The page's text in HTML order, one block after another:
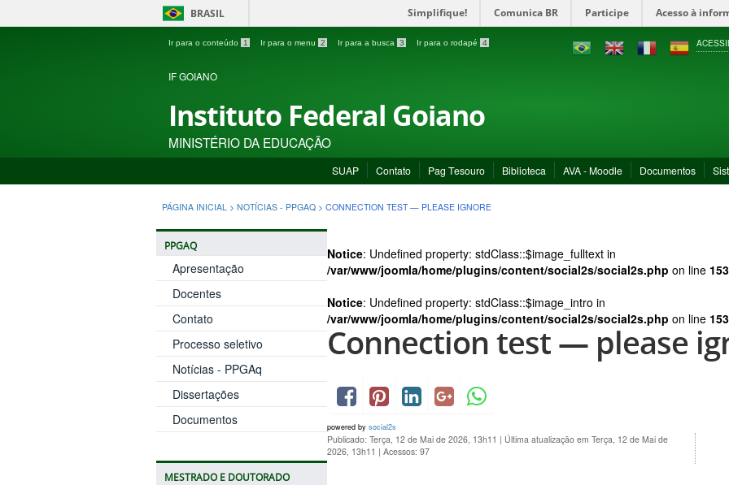
BRASIL Simplifique! Comunica BR Participe Acesso à
Ir para o conteúdo 1 Ir para o menu 2 Ir para a busca 3 Ir para o rodapé 4
IF GOIANO
Instituto Federal Goiano
MINISTÉRIO DA EDUCAÇÃO
SUAP Contato Pag Tesouro Biblioteca AVA - Moodle Documentos
PÁGINA INICIAL > NOTÍCIAS - PPGAQ > CONNECTION TEST — PLEASE IGNORE
PPGAQ
Apresentação
Docentes
Contato
Processo seletivo
Notícias - PPGAq
Dissertações
Documentos
MESTRADO E DOUTORADO
Notice: Undefined property: stdClass::$image_fulltext in
/var/www/joomla/home/plugins/content/social2s/social2s.php on line
Notice: Undefined property: stdClass::$image_intro in
/var/www/joomla/home/plugins/content/social2s/social2s.php on line
Connection test — please
powered by social2s
Publicado: Terça, 12 de Mai de 2026, 13h11 | Última atualização em Terça, 12 de Mai de
2026, 13h11 | Acessos: 97